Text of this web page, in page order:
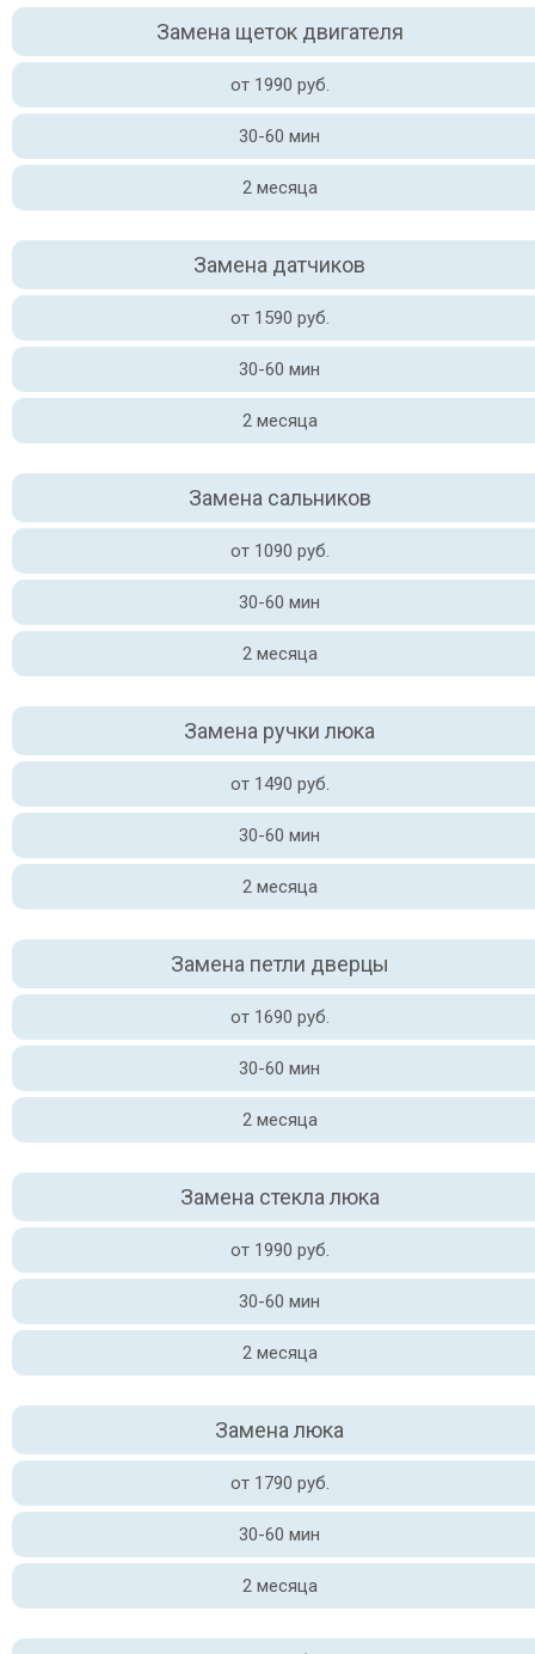
Замена щеток двигателя
от 1990 руб.
30-60 мин
2 месяца
Замена датчиков
от 1590 руб.
30-60 мин
2 месяца
Замена сальников
от 1090 руб.
30-60 мин
2 месяца
Замена ручки люка
от 1490 руб.
30-60 мин
2 месяца
Замена петли дверцы
от 1690 руб.
30-60 мин
2 месяца
Замена стекла люка
от 1990 руб.
30-60 мин
2 месяца
Замена люка
от 1790 руб.
30-60 мин
2 месяца